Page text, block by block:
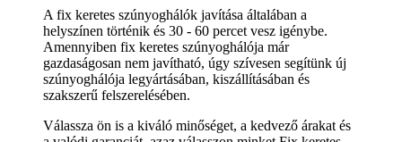
A fix keretes szúnyoghálók javítása általában a
helyszínen történik és 30 - 60 percet vesz igénybe.
Amennyiben fix keretes szúnyoghálója már
gazdaságosan nem javítható, úgy szívesen segítünk új
szúnyoghálója legyártásában, kiszállításában és
szakszerű felszerelésében.
Válassza ön is a kiváló minőséget, a kedvező árakat és